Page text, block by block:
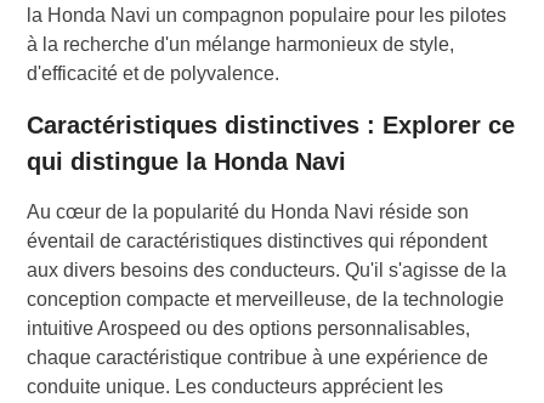
la Honda Navi un compagnon populaire pour les pilotes
à la recherche d'un mélange harmonieux de style,
d'efficacité et de polyvalence.
Caractéristiques distinctives : Explorer ce
qui distingue la Honda Navi
Au cœur de la popularité du Honda Navi réside son
éventail de caractéristiques distinctives qui répondent
aux divers besoins des conducteurs. Qu'il s'agisse de la
conception compacte et merveilleuse, de la technologie
intuitive Arospeed ou des options personnalisables,
chaque caractéristique contribue à une expérience de
conduite unique. Les conducteurs apprécient les